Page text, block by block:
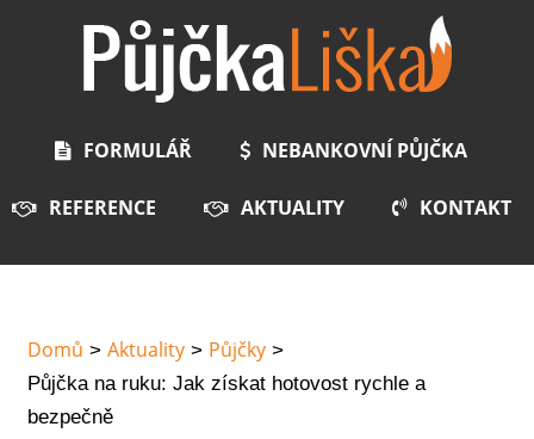
FORMULÁŘ NEBANKOVNÍ PŮJČKA
REFERENCE AKTUALITY KONTAKT
Domů Aktuality Půjčky
Půjčka na ruku: Jak získat hotovost rychle a
bezpečně